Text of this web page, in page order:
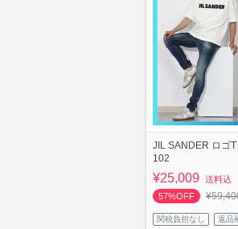
JIL SANDER ロゴ
102
¥25,009 送料込
57%OFF
関税負担なし 返品